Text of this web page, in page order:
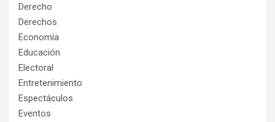
Derecho
Derechos
Economía
Educación
Electoral
Entretenimiento
Espectáculos
Eventos